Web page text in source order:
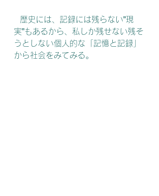
歴史には、記録には残らない”現
実”もあるから、私しか残せない残そ
うとしない個人的な「記憶と記録」
から社会をみてみる。